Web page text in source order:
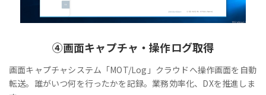
④画面キャプチャ・操作ログ取得
画面キャプチャシステム「MOT/Log」クラウドへ操作画面を自動
転送。誰がいつ何を行ったかを記録。業務効率化、DXを推進しま